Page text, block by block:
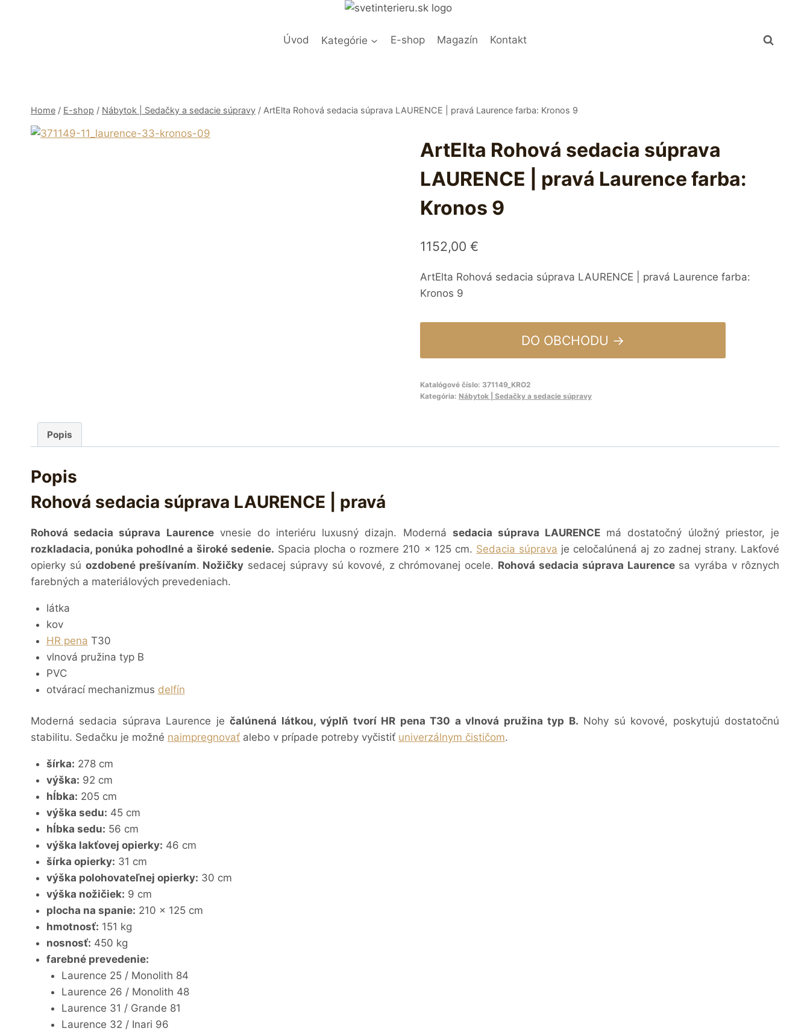
Úvod Kategórie E-shop Magazín Kontakt
Home / E-shop / Nábytok | Sedačky a sedacie súpravy / ArtElta Rohová sedacia súprava LAURENCE | pravá Laurence farba: Kronos 9
ArtElta Rohová sedacia súprava
LAURENCE | pravá Laurence farba:
Kronos 9
1152,00 €
ArtElta Rohová sedacia súprava LAURENCE | pravá Laurence farba:
Kronos 9
DO OBCHODU →
Katalógové číslo: 371149_KRO2
Kategória: Nábytok | Sedačky a sedacie súpravy
Popis
Popis
Rohová sedacia súprava LAURENCE | pravá
Rohová sedacia súprava Laurencevnesie do interiéru luxusný dizajn. Moderná sedacia súprava LAURENCE má dostatočný úložný priestor, je
rozkladacia, ponúka pohodlné a široké sedenie. Spacia plocha o rozmere 210 x 125 cm. Sedacia súprava je celočalúnená aj zo zadnej strany. Lakťové
opierky sú ozdobené prešívaním. Nožičky sedacej súpravy sú kovové, z chrómovanej ocele. Rohová sedacia súprava Laurencesa vyrába v rôznych
farebných a materiálových prevedeniach.
látka
kov
HR pena T30
vlnová pružina typ B
PVC
otvárací mechanizmus delfín
Moderná sedacia súprava Laurence je čalúnená látkou, výplň tvorí HR pena T30 a vlnová pružina typ B. Nohy sú kovové, poskytujú dostatočnú
stabilitu. Sedačku je možné naimpregnovať alebo v prípade potreby vyčistiť univerzálnym čističom.
šírka: 278 cm
výška: 92 cm
hĺbka: 205 cm
výška sedu: 45 cm
hĺbka sedu: 56 cm
výška lakťovej opierky: 46 cm
šírka opierky: 31 cm
výška polohovateľnej opierky: 30 cm
výška nožičiek: 9 cm
plocha na spanie: 210 x 125 cm
hmotnosť: 151 kg
nosnosť: 450 kg
farebné prevedenie:
Laurence 25 / Monolith 84
Laurence 26 / Monolith 48
Laurence 31 / Grande 81
Laurence 32 / Inari 96